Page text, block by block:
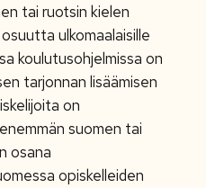
tai ruotsin kielen
ulkomaalaisille
koulutusohjelmissa on
tarjonnan lisäämisen
on
suomen tai
osana
opiskelleiden